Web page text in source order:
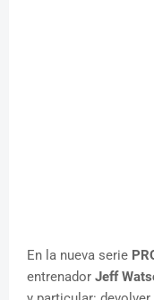
En la nueva serie
entrenador Jeff